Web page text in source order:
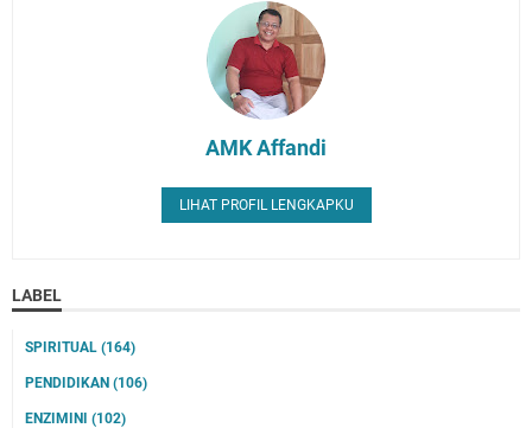
AMK Affandi
LIHAT PROFIL LENGKAPKU
LABEL
SPIRITUAL (164)
PENDIDIKAN (106)
ENZIMINI (102)